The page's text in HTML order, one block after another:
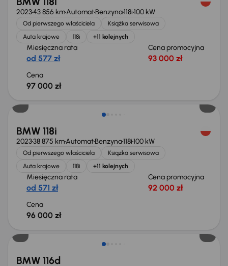
202343 856 kmAutomatBenzyna118i100 kW
Od pierwszego właściciela
Książka serwisowa
Auta krajowe
118i +11 kolejnych
Miesięczna rata
od 577 zł
Cena promocyjna
93 000 zł
Cena
97 000 zł
BMW 118i
202338 875 kmAutomatBenzyna118i100 kW
Od pierwszego właściciela
Książka serwisowa
Auta krajowe
118i +11 kolejnych
Miesięczna rata
od 571 zł
Cena promocyjna
92 000 zł
Cena
96 000 zł
BMW 116d